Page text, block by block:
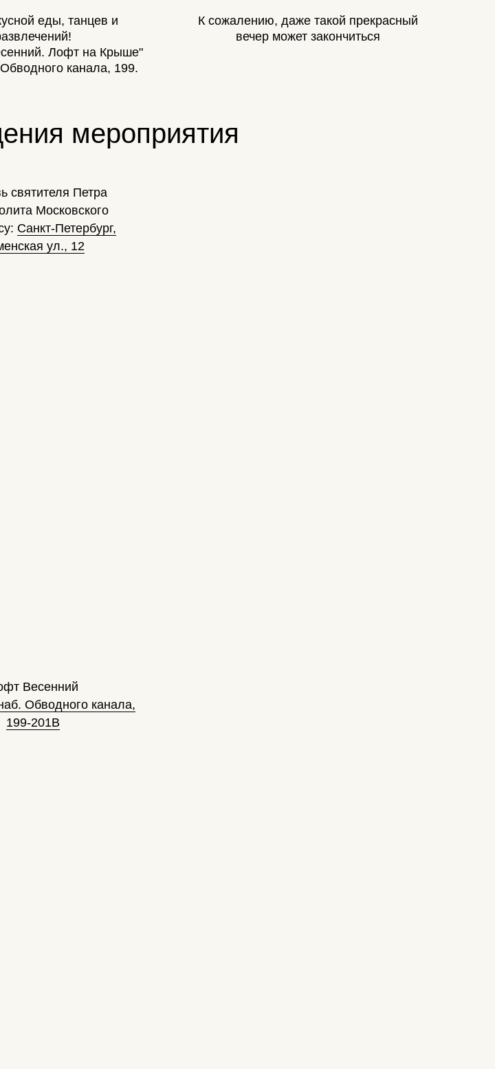
еды, танцев и
Лофт на Крыше"
канала, 199.
К сожалению, даже такой прекрасный
вечер может закончиться
мероприятия
святителя Петра
Московского
Санкт-Петербург,
ул., 12
Весенний
Обводного канала,
199-201В